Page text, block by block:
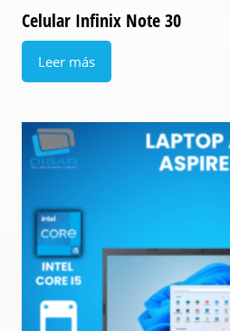
Celular Infinix Note 30
Leer más